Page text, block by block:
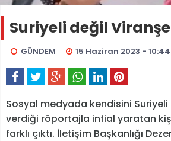
Suriyeli değil
GÜNDEM 15 Haziran 2023 - 10:44
Sosyal medyada kendisini
verdiği röportajla infial yaratan
farklı çıktı. İletişim Başkanlığı